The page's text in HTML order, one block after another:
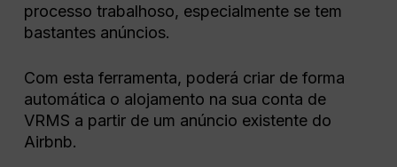
processo trabalhoso, especialmente se tem
bastantes anúncios.
Com esta ferramenta, poderá criar de forma
automática o alojamento na sua conta de
VRMS a partir de um anúncio existente do
Airbnb.